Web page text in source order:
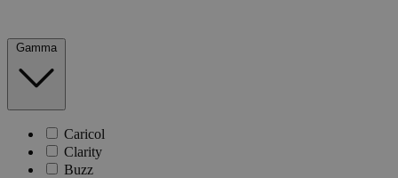
Gamma
Caricol
Clarity
Buzz